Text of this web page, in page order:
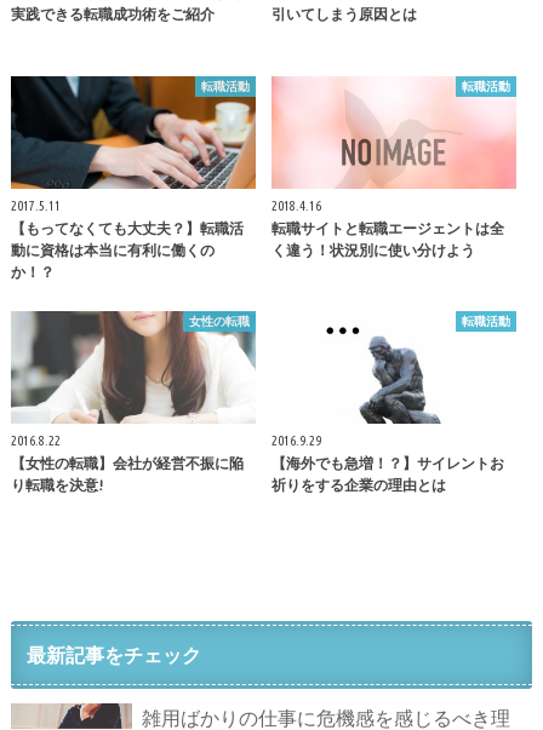
実践できる転職成功術をご紹介
引いてしまう原因とは
転職活動
2017.5.11
【もってなくても大丈夫？】転職活
動に資格は本当に有利に働くの
か！？
転職活動
2018.4.16
転職サイトと転職エージェントは全
く違う！状況別に使い分けよう
女性の転職
2016.8.22
【女性の転職】会社が経営不振に陥
り転職を決意!
転職活動
2016.9.29
【海外でも急増！？】サイレントお
祈りをする企業の理由とは
最新記事をチェック
雑用ばかりの仕事に危機感を感じるべき理